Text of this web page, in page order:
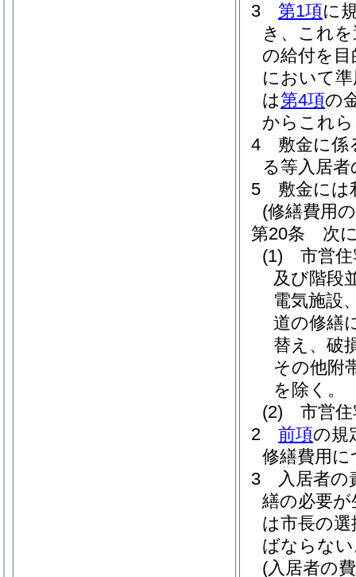
3
第1項に
き、これ
の給付を
において
は第4項の
からこれ
4
敷金に係
る等入居
5
敷金には
(修繕費用
第20条
次
(1)
市営
及び階段
電気施設
道の修繕
替え、破
その他附
を除く。
(2)
市営
2
前項の規
修繕費用
3
入居者
繕の必要
は市長の
ばならな
(入居者の